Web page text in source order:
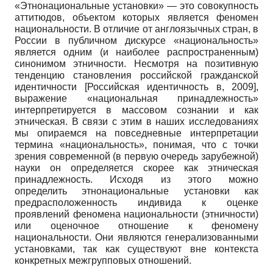
«Этнонациональные установки» — это совокупность
аттитюдов, объектом которых является феномен
национальности. В отличие от англоязычных стран, в
России в публичном дискурсе «национальность»
является одним (и наиболее распространенным)
синонимом этничности. Несмотря на позитивную
тенденцию становления российской гражданской
идентичности
[Российская идентичность в, 2009],
выражение «национальная принадлежность»
интерпретируется в массовом сознании и как
этническая. В связи с этим в наших исследованиях
мы опираемся на повседневные интерпретации
термина «национальность», понимая, что с точки
зрения современной (в первую очередь зарубежной)
науки он определяется скорее как этническая
принадлежность. Исходя из этого можно
определить этнонациональные установки как
предрасположенность индивида к оценке
проявлений феномена национальности (этничности)
или оценочное отношение к феномену
национальности. Они являются ге­нерализованными
установками, так как существуют вне контекста
конкретных межгрупповых отношений.